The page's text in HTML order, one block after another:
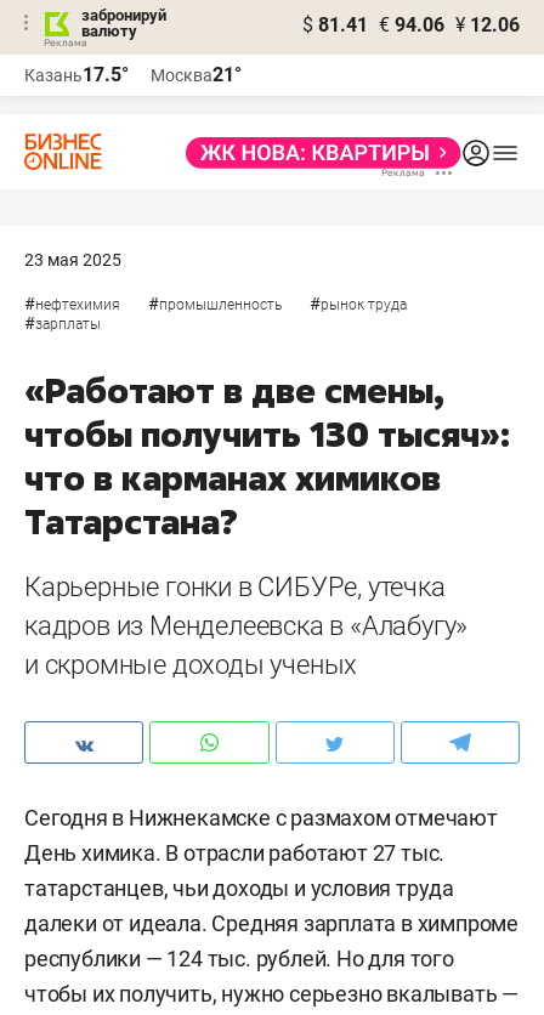
забронируй
валюту
$ 81.41 € 94.06 ¥ 12.06
Казань17.5° Москва21°
23 мая 2025
#нефтехимия #промышленность #рынок труда
#зарплаты
«Работают в две смены,
чтобы получить 130 тысяч»:
что в карманах химиков
Татарстана?
Карьерные гонки в СИБУРе, утечка
кадров из Менделеевска в «Алабугу»
и скромные доходы ученых
Сегодня в Нижнекамске с размахом отмечают
День химика. В отрасли работают 27 тыс.
татарстанцев, чьи доходы и условия труда
далеки от идеала. Средняя зарплата в химпроме
республики — 124 тыс. рублей. Но для того
чтобы их получить, нужно серьезно вкалывать —